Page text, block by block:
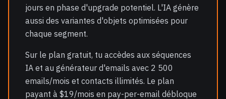
jours en phase d'upgrade potentiel. L'IA génère
aussi des variantes d'objets optimisées pour
chaque segment.
Sur le plan gratuit, tu accèdes aux séquences
IA et au générateur d'emails avec 2 500
emails/mois et contacts illimités. Le plan
payant à $19/mois en pay-per-email débloque